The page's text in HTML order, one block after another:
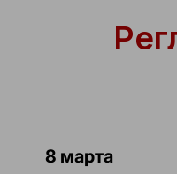
8 марта